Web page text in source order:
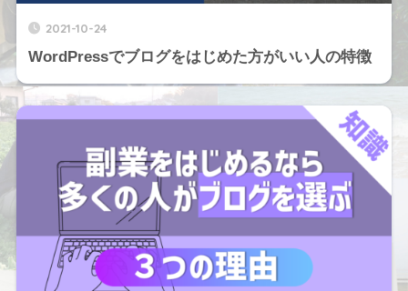
2021-10-24
WordPressでブログをはじめた方がいい人の特徴